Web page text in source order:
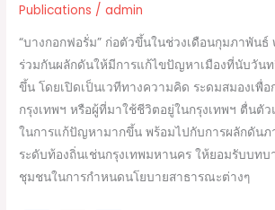
Publications /admin
“บางกอกฟอรั่ม” ก่อตัวขึ้นในช่วงเดือนกุมภาพัน
ร่วมกันผลักดันให้มีการแก้ไขปัญหาเมืองที่นับวัน
ขึ้น โดยเปิดเป็นเวทีทางความคิด ระดมสมองเพื่
กรุงเทพฯ หรือผู้ที่มาใช้ชีวิตอยู่ในกรุงเทพฯ ตื่นตั
ในการแก้ปัญหามากขึ้น พร้อมไปกับการผลักดันภ
ระดับท้องถิ่นเช่นกรุงเทพมหานคร ให้ยอมรับบทบ
ชุมชนในการกำหนดนโยบายสาธารณะต่างๆ